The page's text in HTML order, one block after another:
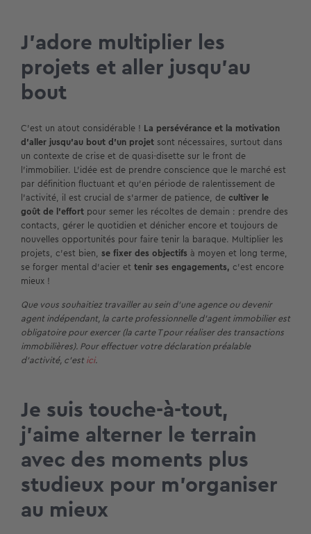
J’adore multiplier les
projets et aller jusqu’au
bout
C’est un atout considérable ! La persévérance et la motivation
d’aller jusqu’au bout d’un projet sont nécessaires, surtout dans
un contexte de crise et de quasi-disette sur le front de
l’immobilier. L’idée est de prendre conscience que le marché est
par définition fluctuant et qu’en période de ralentissement de
l’activité, il est crucial de s’armer de patience, de cultiver le
goût de l’effort pour semer les récoltes de demain : prendre des
contacts, gérer le quotidien et dénicher encore et toujours de
nouvelles opportunités pour faire tenir la baraque. Multiplier les
projets, c’est bien, se fixer des objectifs à moyen et long terme,
se forger mental d’acier et tenir ses engagements, c’est encore
mieux !
Que vous souhaitiez travailler au sein d’une agence ou devenir
agent indépendant, la carte professionnelle d’agent immobilier est
obligatoire pour exercer (la carte T pour réaliser des transactions
immobilières). Pour effectuer votre déclaration préalable
d’activité, c’estici.
Je suis touche-à-tout,
j’aime alterner le terrain
avec des moments plus
studieux pour m’organiser
au mieux